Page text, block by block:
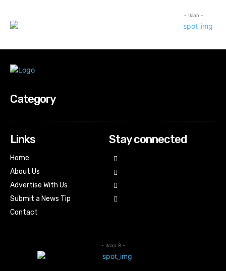
- Iklan -
Category
Links
Home
About Us
Advertise With Us
Submit a News Tip
Contact
Stay connected
- Iklan 8 -